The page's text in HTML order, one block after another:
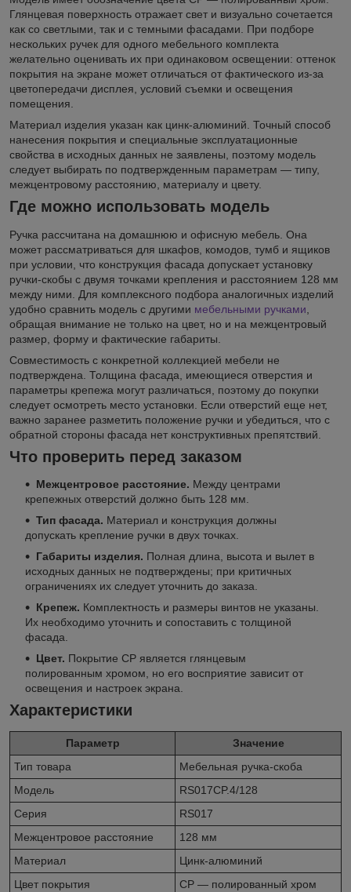
Глянцевая поверхность отражает свет и визуально сочетается
как со светлыми, так и с темными фасадами. При подборе
нескольких ручек для одного мебельного комплекта
желательно оценивать их при одинаковом освещении: оттенок
покрытия на экране может отличаться от фактического из-за
цветопередачи дисплея, условий съемки и освещения
помещения.
Материал изделия указан как цинк-алюминий. Точный способ
нанесения покрытия и специальные эксплуатационные
свойства в исходных данных не заявлены, поэтому модель
следует выбирать по подтвержденным параметрам — типу,
межцентровому расстоянию, материалу и цвету.
Где можно использовать модель
Ручка рассчитана на домашнюю и офисную мебель. Она
может рассматриваться для шкафов, комодов, тумб и ящиков
при условии, что конструкция фасада допускает установку
ручки-скобы с двумя точками крепления и расстоянием 128 мм
между ними. Для комплексного подбора аналогичных изделий
удобно сравнить модель с другими мебельными ручками
обращая внимание не только на цвет, но и на межцентровый
размер, форму и фактические габариты.
Совместимость с конкретной коллекцией мебели не
подтверждена. Толщина фасада, имеющиеся отверстия и
параметры крепежа могут различаться, поэтому до покупки
следует осмотреть место установки. Если отверстий еще нет,
важно заранее разметить положение ручки и убедиться, что с
обратной стороны фасада нет конструктивных препятствий.
Что проверить перед заказом
Межцентровое расстояние. Между центрами
крепежных отверстий должно быть 128 мм.
Тип фасада. Материал и конструкция должны
допускать крепление ручки в двух точках.
Габариты изделия. Полная длина, высота и вылет в
исходных данных не подтверждены; при критичных
ограничениях их следует уточнить до заказа.
Крепеж. Комплектность и размеры винтов не указаны.
Их необходимо уточнить и сопоставить с толщиной
фасада.
Цвет. Покрытие CP является глянцевым
полированным хромом, но его восприятие зависит от
освещения и настроек экрана.
Характеристики
Параметр
Значение
Тип товара
Мебельная ручка-скоба
Модель
RS017CP.4/128
Серия
RS017
Межцентровое расстояние
128 мм
Материал
Цинк-алюминий
Цвет покрытия
CP — полированный хром